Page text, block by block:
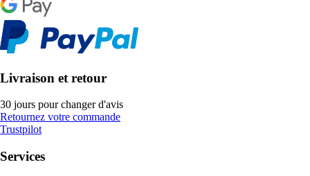
Livraison et retour
30 jours pour changer d'avis
Retournez votre commande
Trustpilot
Services